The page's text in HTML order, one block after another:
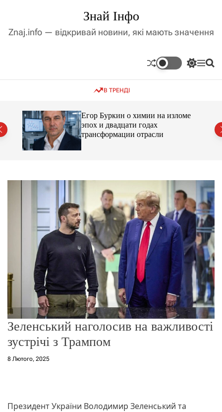
д
і
с
Знай Інфо
Znaj.info — відкривай новини, які мають значення
П
к
о
в
о
г
о
р
е
у
М П
В ТРЕНДІ
Егор Буркин о химии на изломе
эпох и двадцати годах
трансформации отрасли
Зеленський наголосив на важливості
зустрічі з Трампом
8 Лютого, 2025
Президент України Володимир Зеленський та